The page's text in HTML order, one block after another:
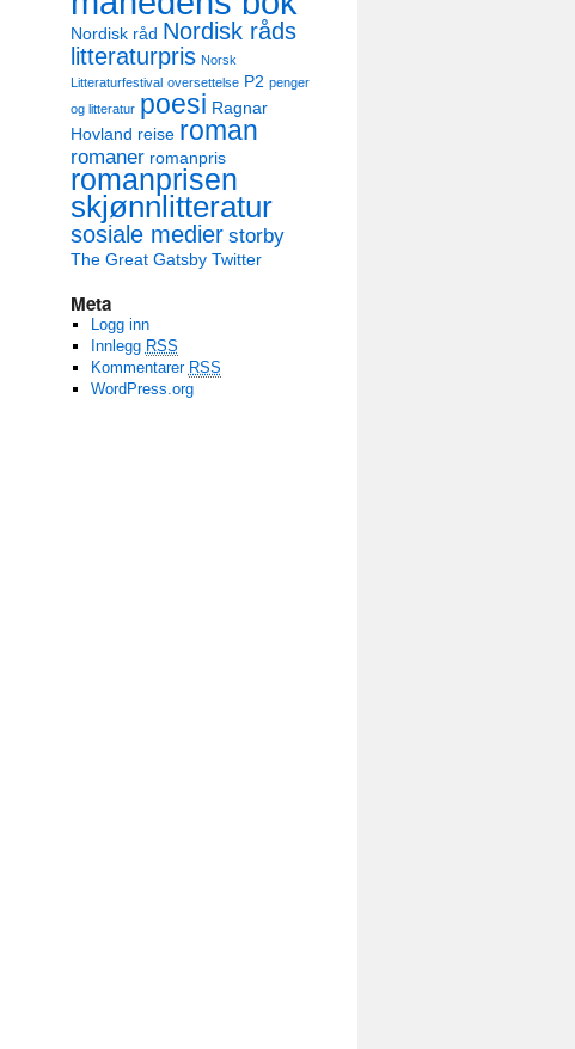
Nordisk råd Nordisk råds
litteraturpris Norsk
Litteraturfestival oversettelse P2 penger
og litteratur poesi Ragnar
Hovland reise roman
romaner romanpris
romanprisen
skjønnlitteratur
sosiale medier storby
The Great Gatsby Twitter
Meta
Logg inn
Innlegg RSS
Kommentarer RSS
WordPress.org